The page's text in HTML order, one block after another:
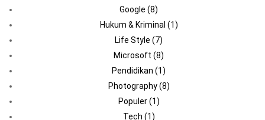
Google (8)
Hukum & Kriminal (1)
Life Style (7)
Microsoft (8)
Pendidikan (1)
Photography(8)
Populer(1)
Tech (1)